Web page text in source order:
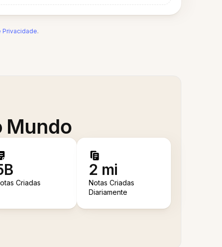
Privacidade.
Mundo
Criadas
2 mi
Notas Criadas
Diariamente